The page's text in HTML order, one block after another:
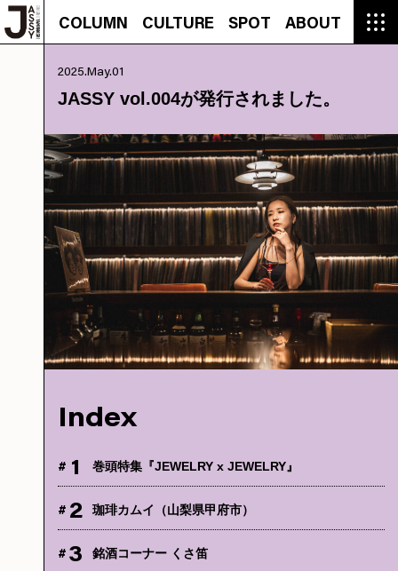
COLUMN CULTURE SPOT ABOUT
COLUMN
CULTURE
SPOT
LIFESTYLE
ABOUT
CONTACT
OFFER
2025.May.01
JASSY vol.004が発行されました。
Index
# 1 巻頭特集『JEWELRY x JEWELRY』
# 2 珈琲カムイ（山梨県甲府市）
# 3 銘酒コーナー くさ笛